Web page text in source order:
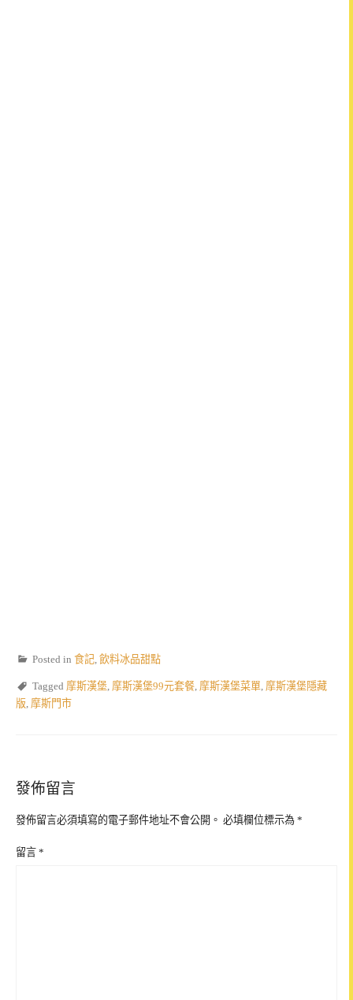
Posted in 食記 飲料冰品甜點
Tagged 摩斯漢堡 摩斯漢堡99元套餐 摩斯漢堡菜單 摩斯漢堡隱藏
版 摩斯門市
發佈留言
發佈留言必須填寫的電子郵件地址不會公開。 必填欄位標示為 *
留言 *